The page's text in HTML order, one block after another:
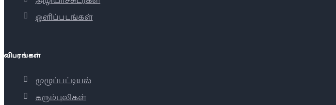
ஒளிப்படங்கள்
விபரங்கள்
முழுப்பட்டியல்
கரும்புலிகள்